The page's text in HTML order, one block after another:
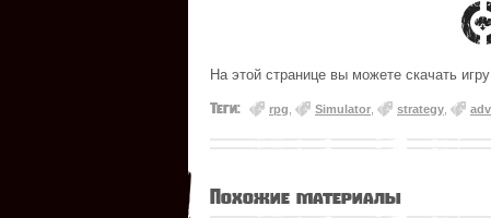
На этой странице вы можете скачать
Теги: rpg Simulator strategy
Похожие материалы